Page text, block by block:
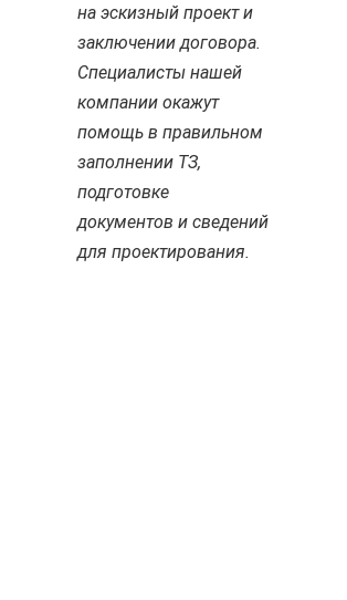
на эскизный проект и
заключении договора.
Специалисты нашей
компании окажут
помощь в правильном
заполнении ТЗ,
подготовке
документов и сведений
для проектирования.